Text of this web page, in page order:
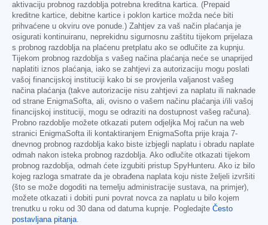
aktivaciju probnog razdoblja potrebna kreditna kartica. (Prepaid
kreditne kartice, debitne kartice i poklon kartice možda neće biti
prihvaćene u okviru ove ponude.) Zahtjev za vaš način plaćanja je
osigurati kontinuiranu, neprekidnu sigurnosnu zaštitu tijekom prijelaza
s probnog razdoblja na plaćenu pretplatu ako se odlučite za kupnju.
Tijekom probnog razdoblja s vašeg načina plaćanja neće se unaprijed
naplatiti iznos plaćanja, iako se zahtjevi za autorizaciju mogu poslati
vašoj financijskoj instituciji kako bi se provjerila valjanost vašeg
načina plaćanja (takve autorizacije nisu zahtjevi za naplatu ili naknade
od strane EnigmaSofta, ali, ovisno o vašem načinu plaćanja i/ili vašoj
financijskoj instituciji, mogu se odraziti na dostupnost vašeg računa).
Probno razdoblje možete otkazati putem odjeljka Moj račun na web
stranici EnigmaSofta ili kontaktiranjem EnigmaSofta prije kraja 7-
dnevnog probnog razdoblja kako biste izbjegli naplatu i obradu naplate
odmah nakon isteka probnog razdoblja. Ako odlučite otkazati tijekom
probnog razdoblja, odmah ćete izgubiti pristup SpyHunteru. Ako iz bilo
kojeg razloga smatrate da je obrađena naplata koju niste željeli izvršiti
(što se može dogoditi na temelju administracije sustava, na primjer),
možete otkazati i dobiti puni povrat novca za naplatu u bilo kojem
trenutku u roku od 30 dana od datuma kupnje. Pogledajte Često
postavljana pitanja.